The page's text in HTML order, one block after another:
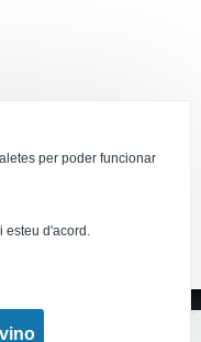
Dolibarr?
per poder funcionar
esteu d'acord.